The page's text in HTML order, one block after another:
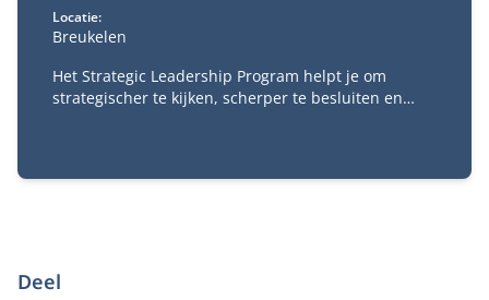
Locatie:
Breukelen
Het Strategic Leadership Program helpt je om
strategischer te kijken, scherper te besluiten en
besluitvorming.
Deel